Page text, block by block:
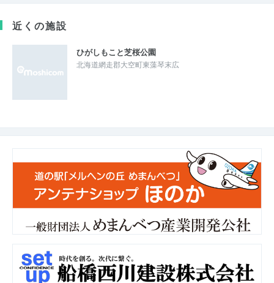
近くの施設
ひがしもこと芝桜公園
北海道網走郡大空町東藻琴末広